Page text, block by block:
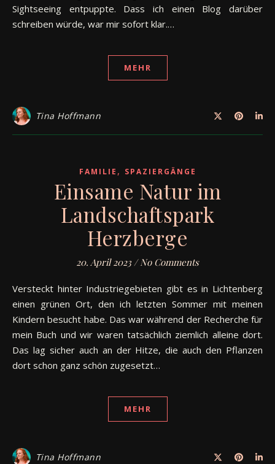
Sightseeing entpuppte. Dass ich einen Blog darüber
schreiben würde, war mir sofort klar.…
MEHR
Tina Hoffmann
FAMILIE , SPAZIERGÄNGE
Einsame Natur im
Landschaftspark
Herzberge
20. April 2023 / No Comments
Versteckt hinter Industriegebieten gibt es in Lichtenberg
einen grünen Ort, den ich letzten Sommer mit meinen
Kindern besucht habe. Das war während der Recherche für
mein Buch und wir waren tatsächlich ziemlich alleine dort.
Das lag sicher auch an der Hitze, die auch den Pflanzen
dort schon ganz schön zugesetzt…
MEHR
Tina Hoffmann